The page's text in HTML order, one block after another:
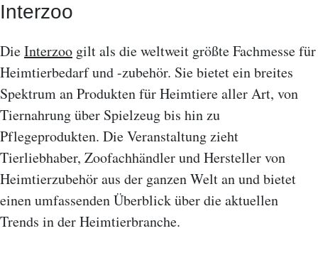
Interzoo
DieInterzoo gilt als die weltweit größte Fachmesse für
Heimtierbedarf und -zubehör. Sie bietet ein breites
Spektrum an Produkten für Heimtiere aller Art, von
Tiernahrung über Spielzeug bis hin zu
Pflegeprodukten. Die Veranstaltung zieht
Tierliebhaber, Zoofachhändler und Hersteller von
Heimtierzubehör aus der ganzen Welt an und bietet
einen umfassenden Überblick über die aktuellen
Trends in der Heimtierbranche.